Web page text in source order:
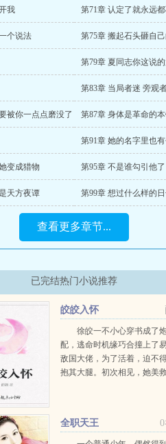
我 第71章 认定了就永远
个说法 第75章 搬起石头砸自
第79章 夏同志你这说
第83章 当局者迷 旁观
被你一点点磨没了 第87章 身体是革命的
第91章 她的名字里也
变成猎物 第95章 不是谁勾引他了
天方夜谭 第99章 想过什么样的
查看更多章节...
已完结热门小说推荐
皎皎入怀
徐皎一不小心穿书成了
配，逃命时机缘巧合撞上了
敌国大佬，为了活着，迫不
抱其大腿。初次相见，她美
好！...
全职天王